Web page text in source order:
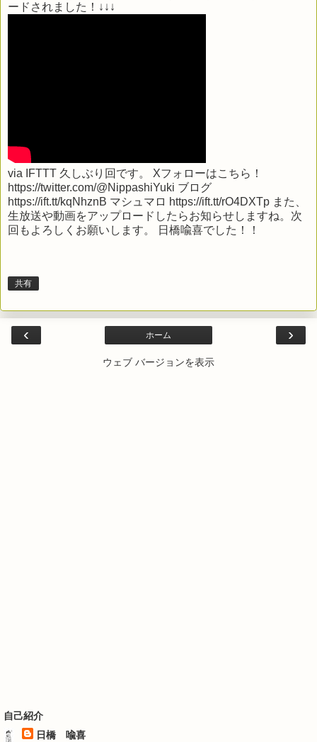
ードされました！↓↓↓
via IFTTT 久しぶり回です。 Xフォローはこちら！
https://twitter.com/@NippashiYuki ブログ
https://ift.tt/kqNhznB マシュマロ https://ift.tt/rO4DXTp また、
生放送や動画をアップロードしたらお知らせしますね。次
回もよろしくお願いします。 日橋喩喜でした！！
共有
‹ ›
ホーム
ウェブ バージョンを表示
自己紹介
日橋 喩喜